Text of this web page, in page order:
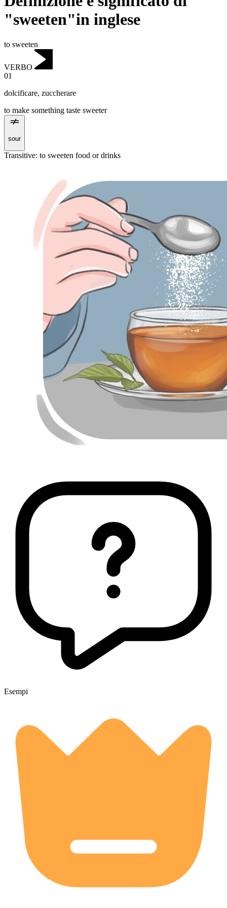
"sweeten"in inglese
to sweeten
VERBO
01
dolcificare, zuccherare
to make something taste sweeter
sour
Transitive: to sweeten food or drinks
Esempi